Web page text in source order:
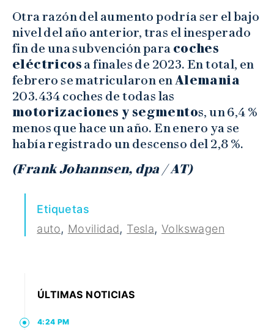
Otra razón del aumento podría ser el bajo
nivel del año anterior, tras el inesperado
fin de una subvención para coches
eléctricos a finales de 2023. En total, en
febrero se matricularon enAlemania
203.434 coches de todas las
motorizaciones y segmentos, un 6,4 %
menos que hace un año. En enero ya se
había registrado un descenso del 2,8 %.
(Frank Johannsen, dpa / AT)
Etiquetas
auto, Movilidad, Tesla,Volkswagen
ÚLTIMAS NOTICIAS
4:24 PM